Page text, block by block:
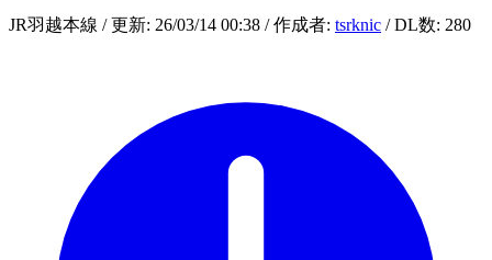
JR羽越本線 / 更新: 26/03/14 00:38 / 作成者: tsrknic / DL数: 280